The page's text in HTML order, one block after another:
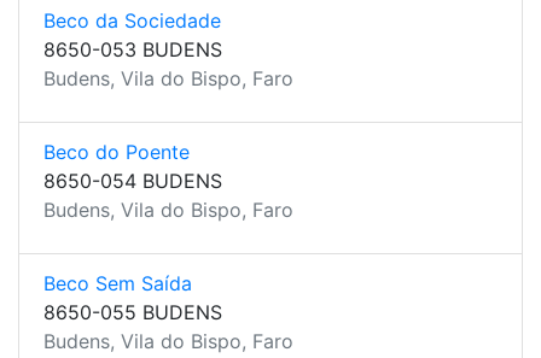
Beco da Sociedade
8650-053 BUDENS
Budens, Vila do Bispo, Faro
Beco do Poente
8650-054 BUDENS
Budens, Vila do Bispo, Faro
Beco Sem Saída
8650-055 BUDENS
Budens, Vila do Bispo, Faro